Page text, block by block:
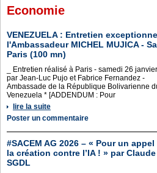
Economie
VENEZUELA : Entretien
l'Ambassadeur MICHEL MUJICA -
Paris (100 mn)
_ Entretien réalisé à Paris - samedi 26
par Jean-Luc Pujo et Fabrice Fernandez -
Ambassade de la République Bolivarienne
Venezuela * [ADDENDUM : Pour
lire la suite
Poster un commentaire
#SACEM AG 2026 – « Pour un
la création contre l’IA ! » par Claude
SGDL